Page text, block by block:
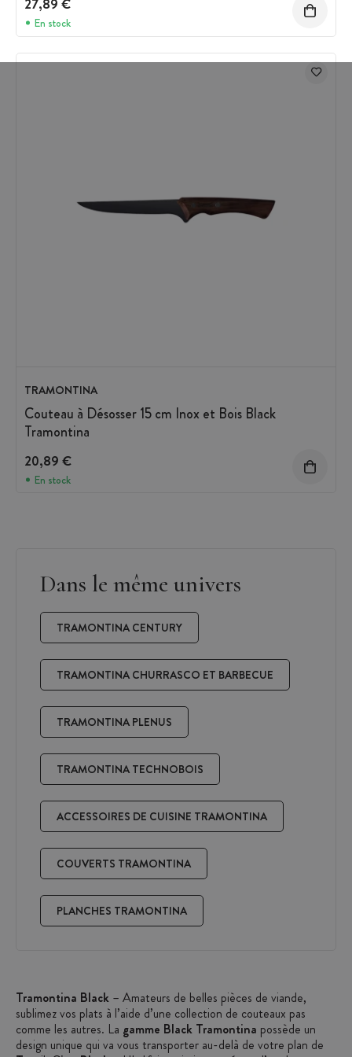
27,89 €
En stock
TRAMONTINA
Couteau à Désosser 15 cm Inox et Bois Black
Tramontina
20,89 €
En stock
Dans le même univers
TRAMONTINA CENTURY
TRAMONTINA CHURRASCO ET BARBECUE
TRAMONTINA PLENUS
TRAMONTINA TECHNOBOIS
ACCESSOIRES DE CUISINE TRAMONTINA
COUVERTS TRAMONTINA
PLANCHES TRAMONTINA
Tramontina Black – Amateurs de belles pièces de viande,
sublimez vos plats à l’aide d’une collection de couteaux pas
comme les autres. La gamme Black Tramontina possède un
design unique qui va vous transporter au-delà de votre plan de